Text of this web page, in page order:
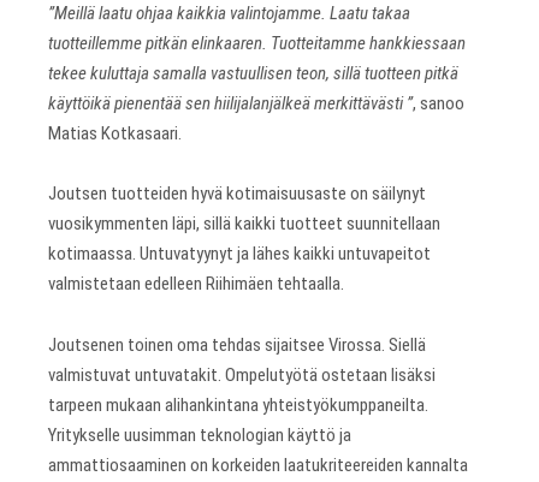
”Meillä laatu ohjaa kaikkia valintojamme. Laatu takaa
tuotteillemme pitkän elinkaaren. Tuotteitamme hankkiessaan
tekee kuluttaja samalla vastuullisen teon, sillä tuotteen pitkä
käyttöikä pienentää sen hiilijalanjälkeä merkittävästi ”, sanoo
Matias Kotkasaari.
Joutsen tuotteiden hyvä kotimaisuusaste on säilynyt
vuosikymmenten läpi, sillä kaikki tuotteet suunnitellaan
kotimaassa. Untuvatyynyt ja lähes kaikki untuvapeitot
valmistetaan edelleen Riihimäen tehtaalla.
Joutsenen toinen oma tehdas sijaitsee Virossa. Siellä
valmistuvat untuvatakit. Ompelutyötä ostetaan lisäksi
tarpeen mukaan alihankintana yhteistyökumppaneilta.
Yritykselle uusimman teknologian käyttö ja
ammattiosaaminen on korkeiden laatukriteereiden kannalta